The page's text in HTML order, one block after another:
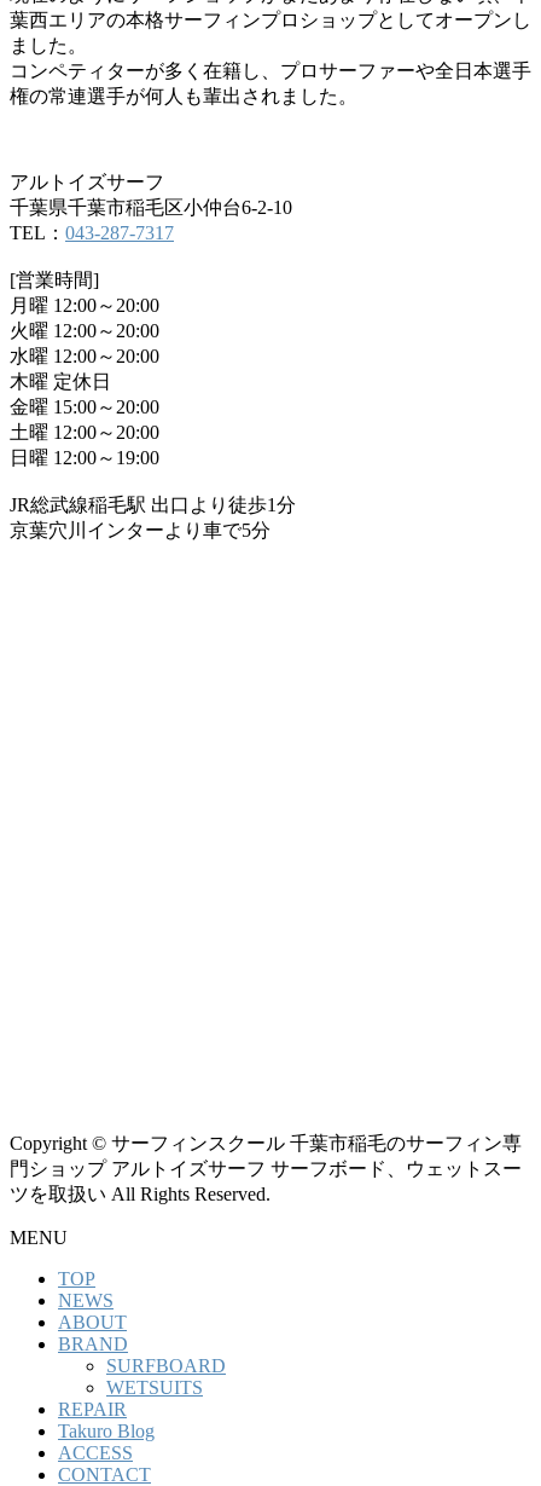
葉西エリアの本格サーフィンプロショップとしてオープンし
ました。
コンペティターが多く在籍し、プロサーファーや全日本選手
権の常連選手が何人も輩出されました。
アルトイズサーフ
千葉県千葉市稲毛区小仲台6-2-10
TEL： 043-287-7317
[営業時間]
月曜 12:00～20:00
火曜 12:00～20:00
水曜 12:00～20:00
木曜 定休日
金曜 15:00～20:00
土曜 12:00～20:00
日曜 12:00～19:00
JR総武線稲毛駅 出口より徒歩1分
京葉穴川インターより車で5分
Copyright © サーフィンスクール 千葉市稲毛のサーフィン専
門ショップ アルトイズサーフ サーフボード、ウェットスー
ツを取扱い All Rights Reserved.
MENU
TOP
NEWS
ABOUT
BRAND
SURFBOARD
WETSUITS
REPAIR
Takuro Blog
ACCESS
CONTACT